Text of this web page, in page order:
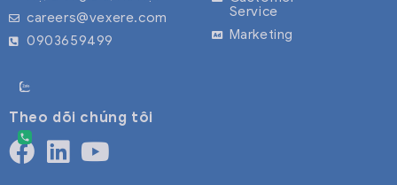
careers@vexere.com
0903659499
Service
Marketing
Theo dõi chúng tôi